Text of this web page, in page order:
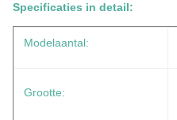
Specificaties in detail:
Modelaantal:
Grootte: